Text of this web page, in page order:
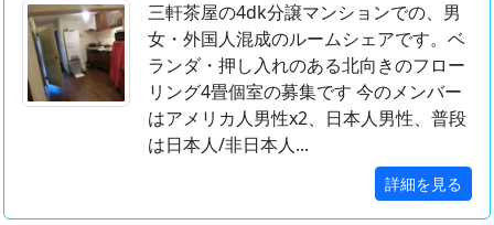
三軒茶屋の4dk分譲マンションでの、男
女・外国人混成のルームシェアです。ベ
ランダ・押し入れのある北向きのフロー
リング4畳個室の募集です 今のメンバー
はアメリカ人男性x2、日本人男性、普段
は日本人/非日本人...
詳細を見る